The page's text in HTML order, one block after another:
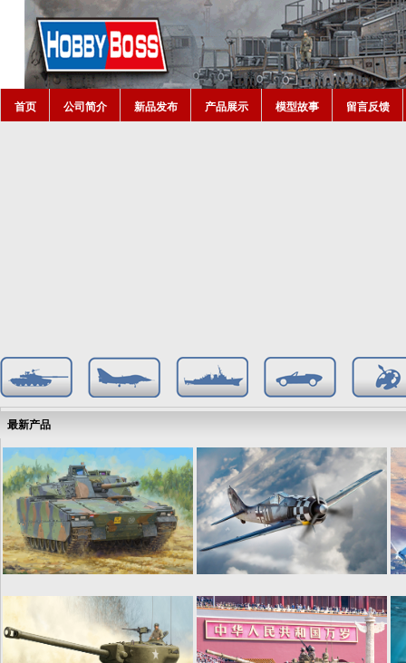
首页 公司简介 新品发布 产品展示 模型故事 留言反馈
最新产品